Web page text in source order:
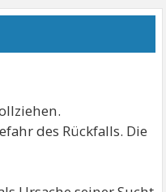
des Rückfalls. Die